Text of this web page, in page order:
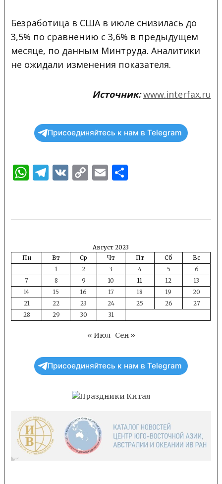
Безработица в США в июле снизилась до
3,5% по сравнению с 3,6% в предыдущем
месяце, по данным Минтруда. Аналитики
не ожидали изменения показателя.
Источник: www.interfax.ru
Присоединяйтесь к нам в Telegram
WhatsApp
Telegram
VKCopyEmail
Август 2023
Пн
Вт Ср Чт Пт Сб
Вс
1
2 3 4 5
6
7
8 9 10 11 12
13
14
15 16 17 18 19
20
21
22 23 24 25 26
27
28
29 30 31
« Июл Сен »
Присоединяйтесь к нам в Telegram